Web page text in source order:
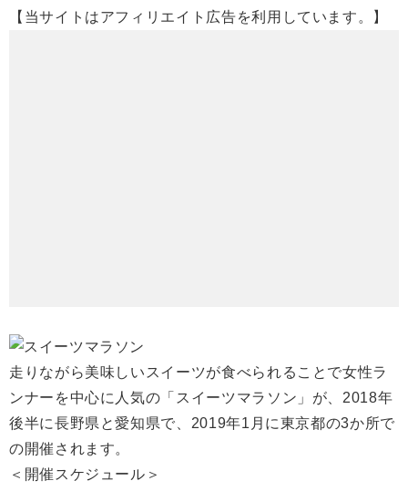
【当サイトはアフィリエイト広告を利用しています。】
走りながら美味しいスイーツが食べられることで女性ラ
ンナーを中心に人気の「スイーツマラソン」が、2018年
後半に長野県と愛知県で、2019年1月に東京都の3か所で
の開催されます。
＜開催スケジュール＞